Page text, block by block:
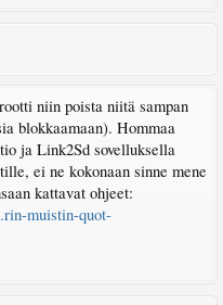
niin poista niitä sampan
blokkaamaan). Hommaa
ja Link2Sd sovelluksella
ei ne kokonaan sinne mene
kattavat ohjeet:
muistin-quot-